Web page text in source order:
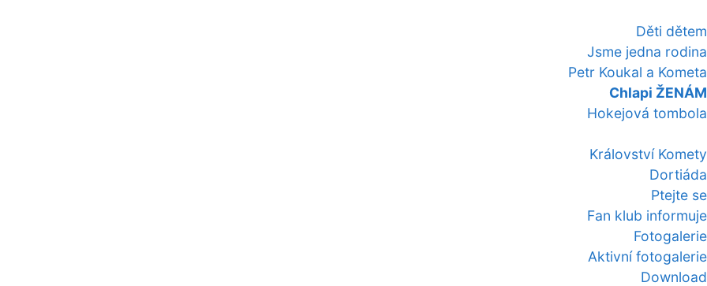
Děti dětem
Jsme jedna rodina
Petr Koukal a Kometa
Chlapi ŽENÁM
Hokejová tombola
Království Komety
Dortiáda
Ptejte se
Fan klub informuje
Fotogalerie
Aktivní fotogalerie
Download